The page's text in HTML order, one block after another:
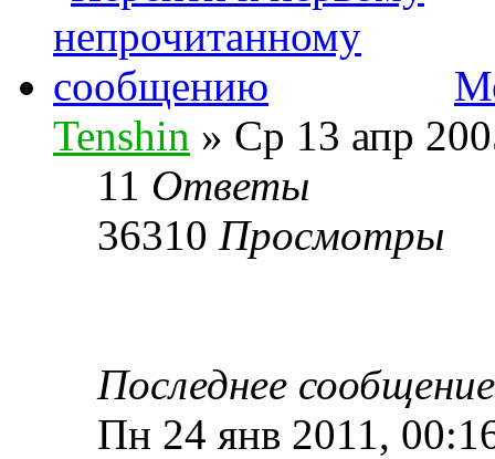
Tenshin » Ср 13 апр
11 Ответы
36310 Просмотры
Последнее
Пн 24 янв 2011,